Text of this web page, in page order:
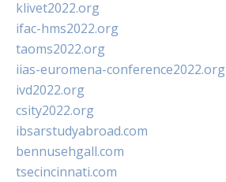
klivet2022.org
ifac-hms2022.org
taoms2022.org
iias-euromena-conference2022.org
ivd2022.org
csity2022.org
ibsarstudyabroad.com
bennusehgall.com
tsecincinnati.com